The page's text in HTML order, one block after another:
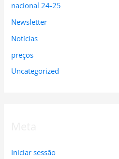
nacional 24-25
Newsletter
Notícias
preços
Uncategorized
Iniciar sessão